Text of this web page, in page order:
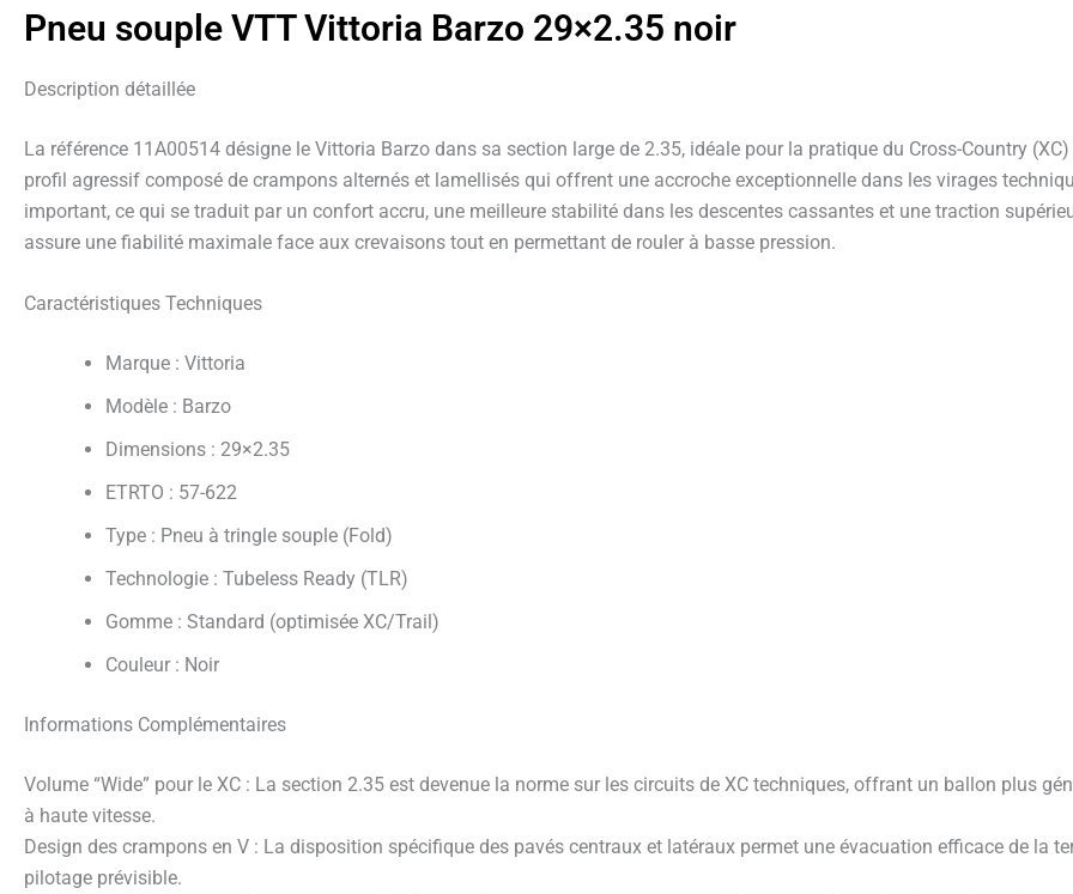
Pneu souple VTT Vittoria Barzo 29×2.35 noir
Description détaillée
La référence 11A00514 désigne le Vittoria Barzo dans sa section large de 2.35, idéale pour la pratique du Cross-Country
profil agressif composé de crampons alternés et lamellisés qui offrent une accroche exceptionnelle dans les virages
important, ce qui se traduit par un confort accru, une meilleure stabilité dans les descentes cassantes et une traction
assure une fiabilité maximale face aux crevaisons tout en permettant de rouler à basse pression.
Caractéristiques Techniques
Marque : Vittoria
Modèle : Barzo
Dimensions : 29×2.35
ETRTO : 57-622
Type : Pneu à tringle souple (Fold)
Technologie : Tubeless Ready (TLR)
Gomme : Standard (optimisée XC/Trail)
Couleur : Noir
Informations Complémentaires
Volume “Wide” pour le XC : La section 2.35 est devenue la norme sur les circuits de XC techniques, offrant un ballon plus
à haute vitesse.
Design des crampons en V : La disposition spécifique des pavés centraux et latéraux permet une évacuation efficace de la
pilotage prévisible.